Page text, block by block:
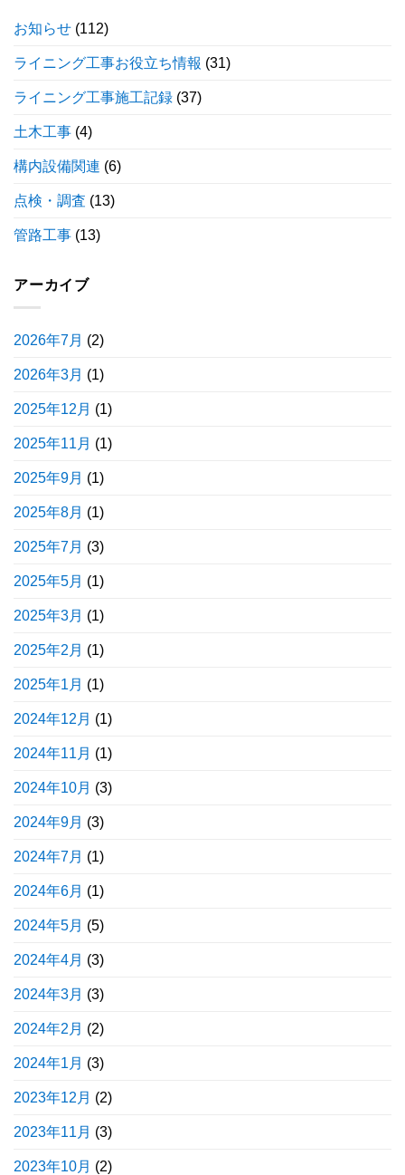
お知らせ (112)
ライニング工事お役立ち情報 (31)
ライニング工事施工記録 (37)
土木工事 (4)
構内設備関連 (6)
点検・調査 (13)
管路工事 (13)
アーカイブ
2026年7月 (2)
2026年3月 (1)
2025年12月 (1)
2025年11月 (1)
2025年9月 (1)
2025年8月 (1)
2025年7月 (3)
2025年5月 (1)
2025年3月 (1)
2025年2月 (1)
2025年1月 (1)
2024年12月 (1)
2024年11月 (1)
2024年10月 (3)
2024年9月 (3)
2024年7月 (1)
2024年6月 (1)
2024年5月 (5)
2024年4月 (3)
2024年3月 (3)
2024年2月 (2)
2024年1月 (3)
2023年12月 (2)
2023年11月 (3)
2023年10月 (2)